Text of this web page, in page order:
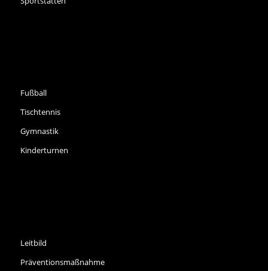
Fußball
Tischtennis
Gymnastik
Kinderturnen
Leitbild
Präventionsmaßnahme